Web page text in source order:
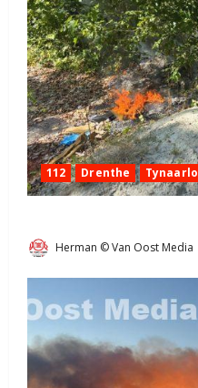
112 Drenthe Tynaarlo
Herman © Van Oost Media